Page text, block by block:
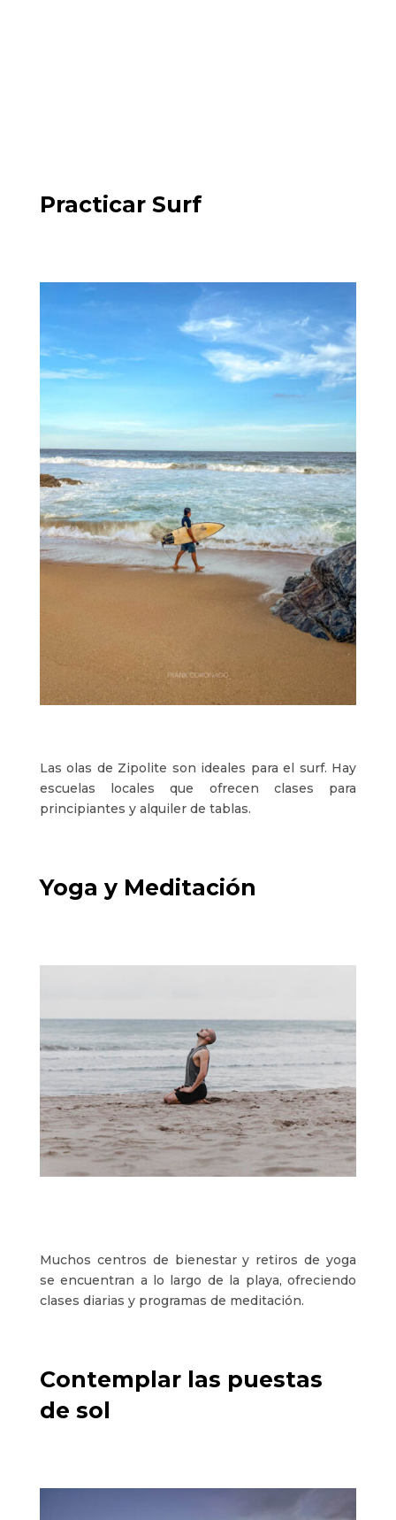
Practicar Surf
Las olas de Zipolite son ideales para el surf. Hay
escuelas locales que ofrecen clases para
principiantes y alquiler de tablas.
Yoga y Meditación
Muchos centros de bienestar y retiros de yoga
se encuentran a lo largo de la playa, ofreciendo
clases diarias y programas de meditación.
Contemplar las puestas
de sol